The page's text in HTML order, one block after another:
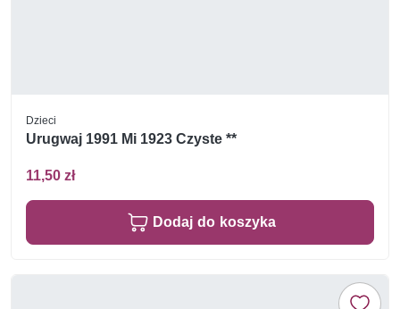
Dzieci
Urugwaj 1991 Mi 1923 Czyste **
11,50 zł
Dodaj do koszyka